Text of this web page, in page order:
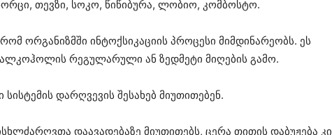
თევზი, სოკო, წიწიბურა, ლობიო, კომბოსტო.
ორგანიზმში ინტოქსიკაციის პროცესი მიმდინარეობს. ეს
რეგულარული ან ზედმეტი მიღების გამო.
დარღვევის შესახებ მიუთითებენ.
დაავადებაზე მიუთითებს, ცერა თითის დაბუჟება კი